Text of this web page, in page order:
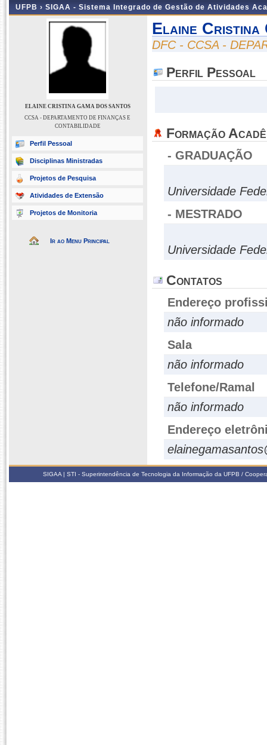
UFPB › SIGAA - Sistema Integrado de Gestão de Atividades
ELAINE CRISTINA GAMA DOS SANTOS
CCSA - DEPARTAMENTO DE FINANÇAS E
CONTABILIDADE
Perfil Pessoal
Disciplinas Ministradas
Projetos de Pesquisa
Atividades de Extensão
Projetos de Monitoria
Ir ao Menu Principal
Elaine Cristina
DFC - CCSA -
Perfil Pessoal
Formação
- GRADUAÇÃO
Universidade
- MESTRADO
Universidade
Contatos
Endereço
não informado
Sala
não informado
Telefone/Ramal
não informado
Endereço
SIGAA | STI - Superintendência de Tecnologia da Informação da UFPB /